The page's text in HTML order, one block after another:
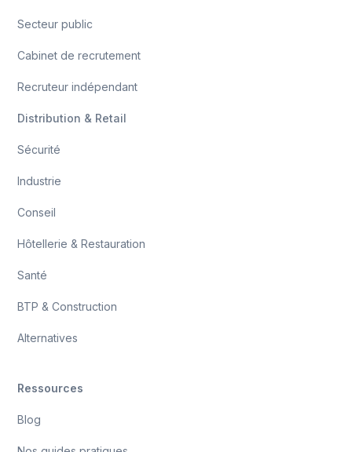
Secteur public
Cabinet de recrutement
Recruteur indépendant
Distribution & Retail
Sécurité
Industrie
Conseil
Hôtellerie & Restauration
Santé
BTP & Construction
Alternatives
Ressources
Blog